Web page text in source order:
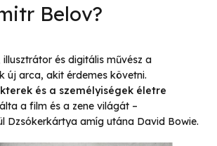
Belov?
és digitális művész a
új arca, akit érdemes követni.
és a személyiségek életre
a film és a zene világát –
Dzsókerkártya amíg utána David Bowie.